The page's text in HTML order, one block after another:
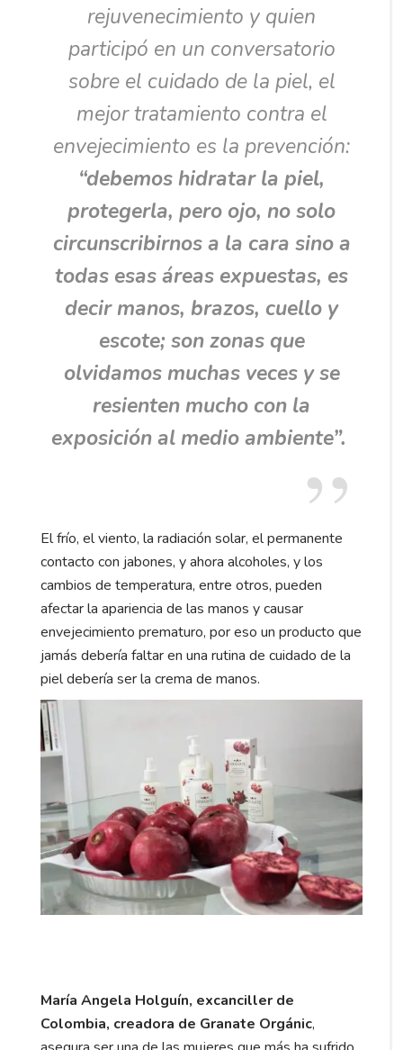
rejuvenecimiento y quien
participó en un conversatorio
sobre el cuidado de la piel, el
mejor tratamiento contra el
envejecimiento es la prevención:
“debemos hidratar la piel,
protegerla, pero ojo, no solo
circunscribirnos a la cara sino a
todas esas áreas expuestas, es
decir manos, brazos, cuello y
escote; son zonas que
olvidamos muchas veces y se
resienten mucho con la
exposición al medio ambiente”.
El frío, el viento, la radiación solar, el permanente
contacto con jabones, y ahora alcoholes, y los
cambios de temperatura, entre otros, pueden
afectar la apariencia de las manos y causar
envejecimiento prematuro, por eso un producto que
jamás debería faltar en una rutina de cuidado de la
piel debería ser la crema de manos.
María Angela Holguín, excanciller de
Colombia, creadora de Granate Orgánic,